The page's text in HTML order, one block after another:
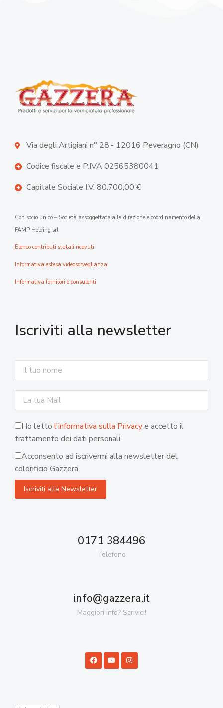
Via degli Artigiani n° 28 - 12016 Peveragno (CN)
Codice fiscale e P.IVA 02565380041
Capitale Sociale I.V. 80.700,00 €
Con socio unico – Società assoggettata alla direzione e coordinamento della
FAMP Holding srl
Elenco contributi statali ricevuti
Informativa estesa videosorveglianza
Informativa fornitori e consulenti
Iscriviti alla newsletter
Ho letto l'informativa sulla Privacye accetto il
trattamento dei dati personali.
Acconsento ad iscrivermi alla newsletter del
colorificio Gazzera
0171 384496
Telefono
info@gazzera.it
Maggiori info? Scrivici!